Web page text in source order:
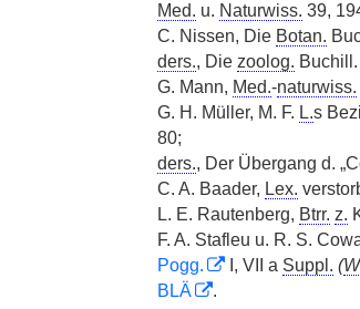
Med. u. Naturwiss. 39,
C. Nissen, Die Botan.
ders., Die zoolog.
G. Mann, Med.-naturwiss.
G. H. Müller, M. F. L.s
80;
ders., Der Übergang d.
C. A. Baader, Lex.
L. E. Rautenberg, Btrr. z.
F. A. Stafleu u. R. S.
Pogg.
I, VII a Suppl. (
BLÄ
.